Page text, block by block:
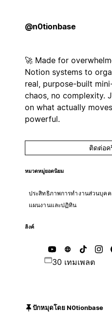
@n0tionbase
🚀 Made for
Notion systems to
real, purpose-built
chaos, no complexity.
on what actually
powerful.
ติดต่อค
หมวดหมู่ยอดนิยม
ประสิทธิภาพการทำงานส่วนบุค
แผนงานและปฏิทิน
ลิงค์
30 เทมเพลต
ปักหมุดโดย N0tionbase